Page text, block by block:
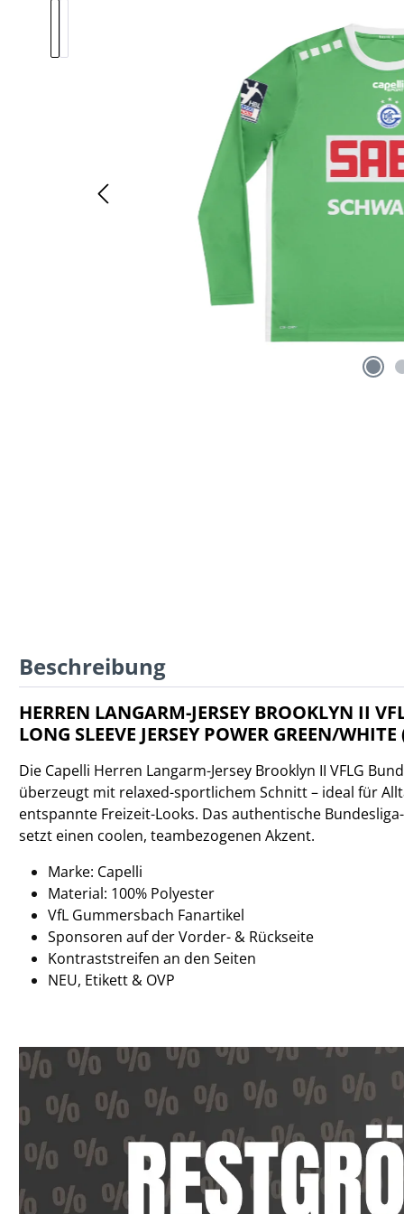
Beschreibung
HERREN LANGARM-JERSEY BROOKLYN II
LONG SLEEVE JERSEY POWER GREEN/
Die Capelli Herren Langarm-Jersey Brooklyn II VFLG
überzeugt mit relaxed-sportlichem Schnitt – ideal für
entspannte Freizeit-Looks. Das authentische
setzt einen coolen, teambezogenen Akzent.
Marke: Capelli
Material: 100% Polyester
VfL Gummersbach Fanartikel
Sponsoren auf der Vorder- & Rückseite
Kontraststreifen an den Seiten
NEU, Etikett & OVP